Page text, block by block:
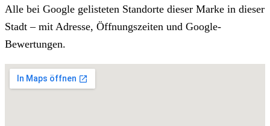
Alle bei Google gelisteten Standorte dieser Marke in dieser
Stadt – mit Adresse, Öffnungszeiten und Google-
Bewertungen.